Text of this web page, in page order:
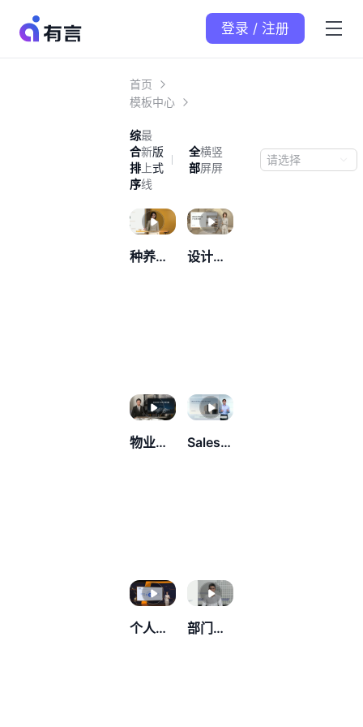
首页
模板中心
综
合
排
序
最
新
上
线
版
式
全
部
横
屏
竖
屏
请选择
种养项目工作汇报 设计提案汇报
物业季度报告 Sales performance report
个人续聘工作汇报 部门工作总结
登录 / 注册